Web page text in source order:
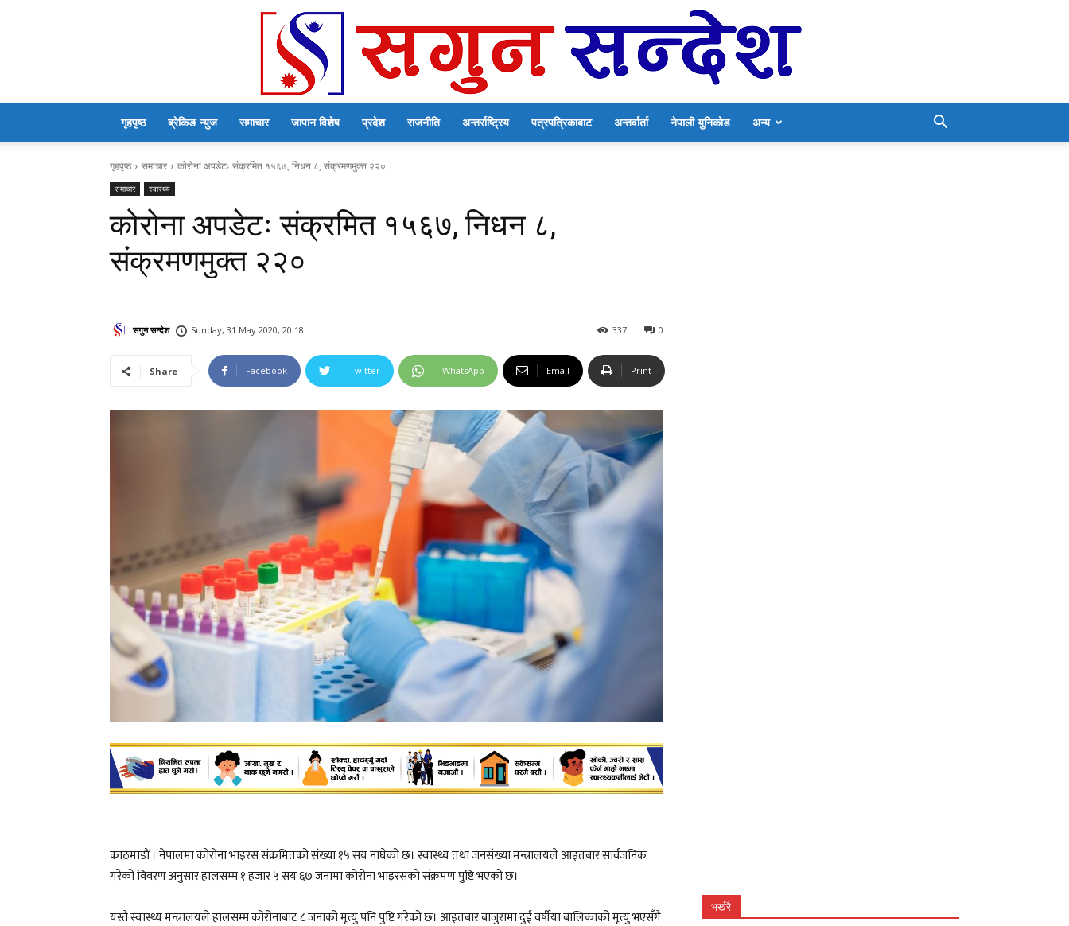
गृहपृष्ठ ब्रेकिङ न्युज समाचार जापान विशेष प्रदेश राजनीति अन्तर्राष्ट्रिय पत्रपत्रिकाबाट अन्तर्वार्ता नेपाली युनिकोड अन्य
गृहपृष्ठ समाचार कोरोना अपडेटः संक्रमित १५६७, निधन ८, संक्रमणमुक्त २२०
समाचार स्वास्थ्य
कोरोना अपडेटः संक्रमित १५६७, निधन ८,
संक्रमणमुक्त २२०
सगुन सन्देश Sunday, 31 May 2020, 20:18 0
337
Share Facebook Twitter WhatsApp Email Print
काठमाडाैं । नेपालमा कोरोना भाइरस संक्रमितको संख्या १५ सय नाघेको छ। स्वास्थ्य तथा जनसंख्या मन्त्रालयले आइतबार सार्वजनिक
गरेको विवरण अनुसार हालसम्म १ हजार ५ सय ६७ जनामा कोरोना भाइरसको संक्रमण पुष्टि भएको छ।
यस्तै स्वास्थ्य मन्त्रालयले हालसम्म कोरोनाबाट ८ जनाको मृत्यु पनि पुष्टि गरेको छ। आइतबार बाजुरामा दुई वर्षीया बालिकाको मृत्यु भएसँगै
भर्खरै